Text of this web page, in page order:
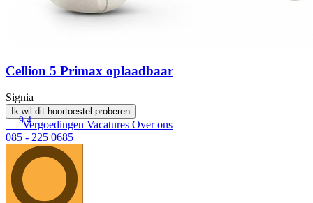
Cellion 5 Primax oplaadbaar
Signia
Ik wil dit hoortoestel proberen
9.4
Vergoedingen Vacatures Over ons
085 - 225 0685